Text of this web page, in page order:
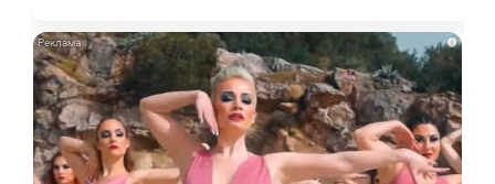
i